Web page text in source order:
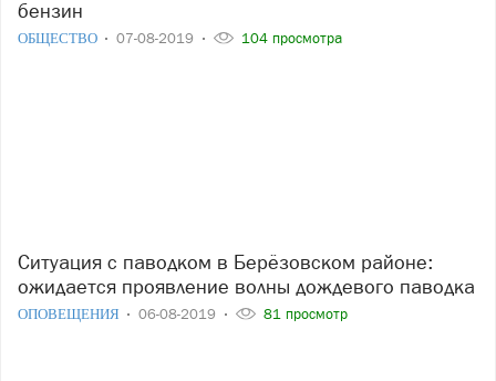
бензин
ОБЩЕСТВО 07-08-2019 104 просмотра
Ситуация с паводком в Берёзовском районе:
ожидается проявление волны дождевого паводка
ОПОВЕЩЕНИЯ 06-08-2019 81 просмотр